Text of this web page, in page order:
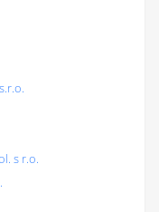
s r.o.